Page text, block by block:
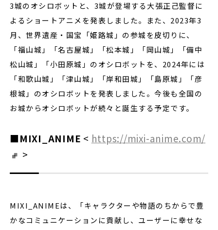
3城のオシロボットと、3城が登場する大張正己監督に
よるショートアニメを発表しました。また、2023年3
月、世界遺産・国宝「姫路城」の参城を皮切りに、
「福山城」「名古屋城」「松本城」「岡山城」「備中
松山城」「小田原城」のオシロボットを、2024年には
「和歌山城」「津山城」「岸和田城」「島原城」「彦
根城」のオシロボットを発表しました。今後も全国の
お城からオシロボットが続々と誕生する予定です。
■MIXI_ANIME < https://mixi-anime.com/
>
MIXI_ANIMEは、「キャラクターや物語のちからで豊
かなコミュニケーションに貢献し、ユーザーに幸せな